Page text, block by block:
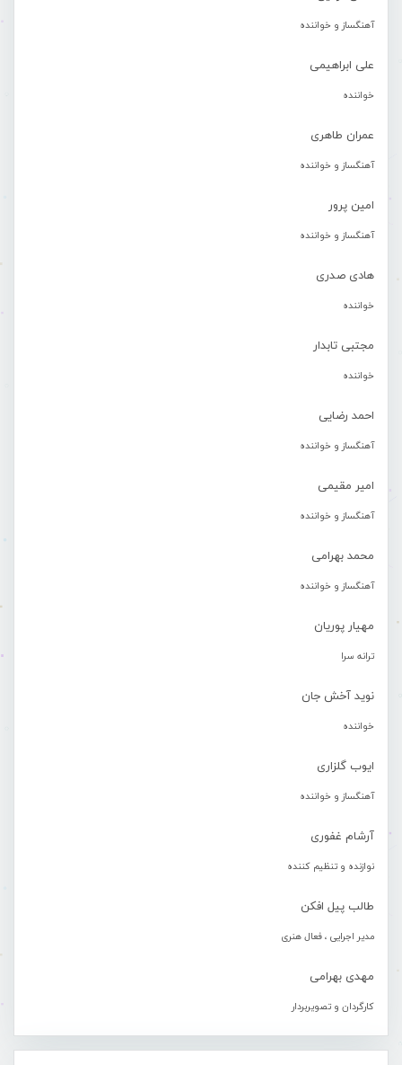
آهنگساز و خواننده
علی ابراهیمی
خواننده
عمران طاهری
آهنگساز و خواننده
امین پرور
آهنگساز و خواننده
هادی صدری
خواننده
مجتبی تابدار
خواننده
احمد رضایی
آهنگساز و خواننده
امیر مقیمی
آهنگساز و خواننده
محمد بهرامی
آهنگساز و خواننده
مهیار پوریان
ترانه سرا
نوید آخش جان
خواننده
ایوب گلزاری
آهنگساز و خواننده
آرشام غفوری
نوازنده و تنظیم کننده
طالب پیل افکن
مدیر اجرایی ، فعال هنری
مهدی بهرامی
کارگردان و تصویربردار